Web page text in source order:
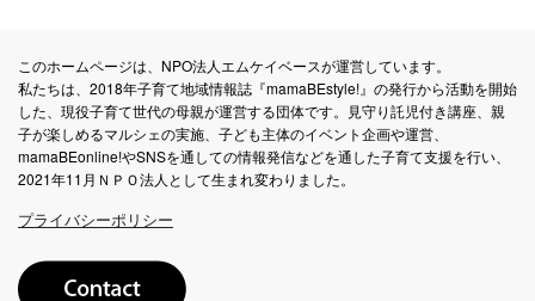
このホームページは、NPO法人エムケイベースが運営しています。
私たちは、2018年子育て地域情報誌『mamaBEstyle!』の発行から活動を開始
した、現役子育て世代の母親が運営する団体です。見守り託児付き講座、親
子が楽しめるマルシェの実施、子ども主体のイベント企画や運営、
mamaBEonline!やSNSを通しての情報発信などを通した子育て支援を行い、
2021年11月ＮＰＯ法人として生まれ変わりました。
プライバシーポリシー